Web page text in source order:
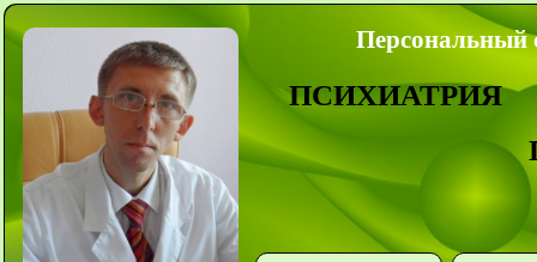
Персональный
ПСИХИАТРИЯ